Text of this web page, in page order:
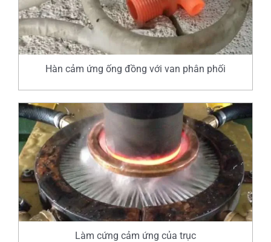
Hàn cảm ứng ống đồng với van phân phối
Làm cứng cảm ứng của trục